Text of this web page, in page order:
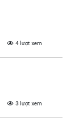
4 lượt xem
3 lượt xem